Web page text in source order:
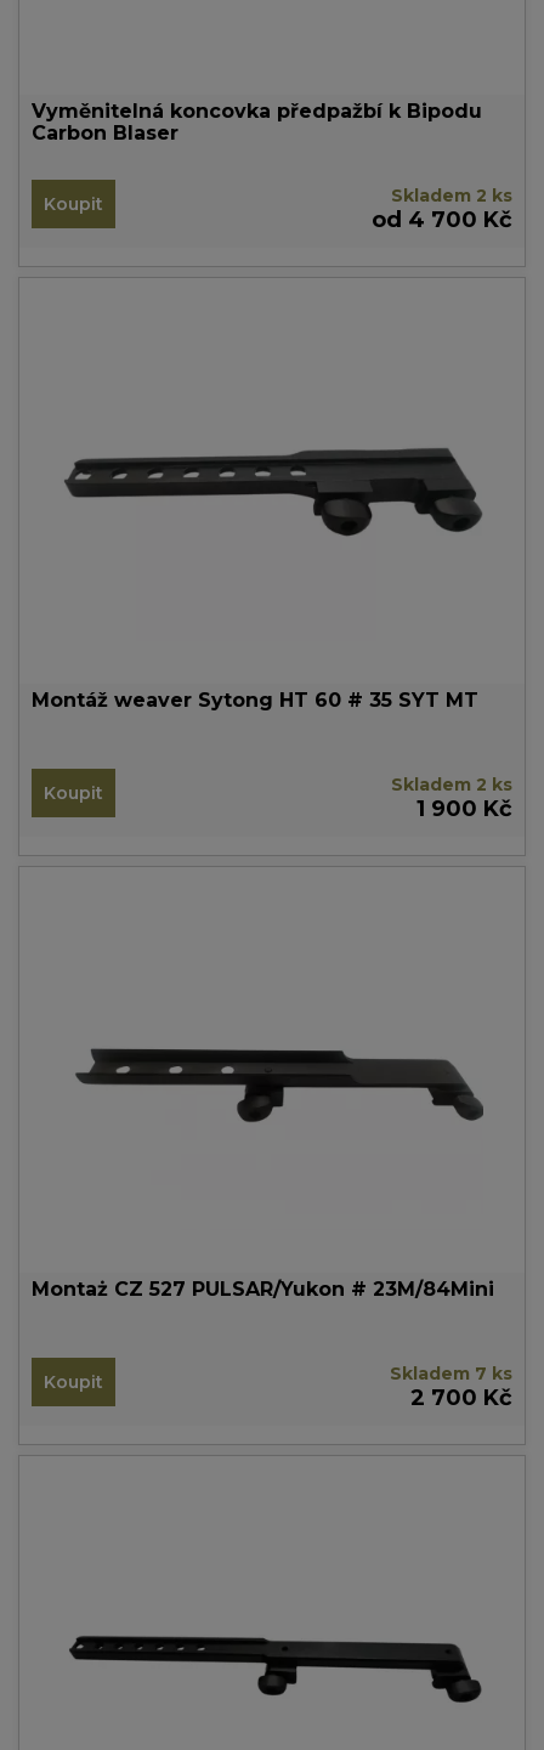
Vyměnitelná koncovka předpažbí k Bipodu
Carbon Blaser
Koupit Skladem 2 ks
od 4 700 Kč
Montáž weaver Sytong HT 60 # 35 SYT MT
Koupit Skladem 2 ks
1 900 Kč
Montaż CZ 527 PULSAR/Yukon # 23M/84Mini
Koupit Skladem 7 ks
2 700 Kč